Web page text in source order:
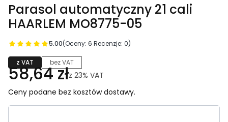
Parasol automatyczny 21 cali
HAARLEM MO8775-05
5.00(Oceny: 6 Recenzje: 0)
z VAT bez VAT
58,64 złz 23% VAT
Ceny podane bez kosztów dostawy.